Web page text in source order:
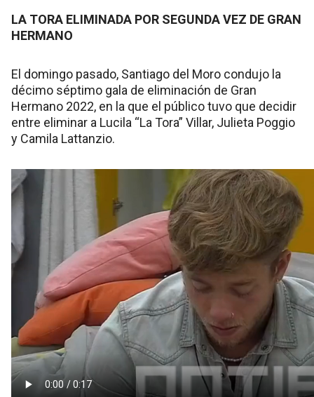
LA TORA ELIMINADA POR SEGUNDA VEZ DE GRAN
HERMANO
El domingo pasado, Santiago del Moro condujo la
décimo séptimo gala de eliminación de Gran
Hermano 2022, en la que el público tuvo que decidir
entre eliminar a Lucila “La Tora” Villar, Julieta Poggio
y Camila Lattanzio.